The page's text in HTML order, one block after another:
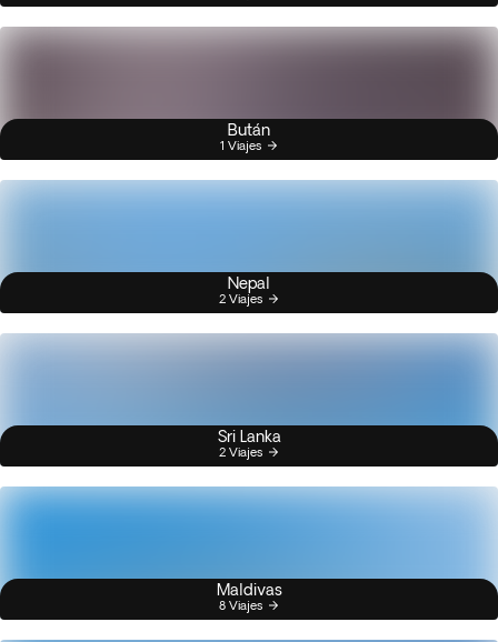
Bután
1 Viajes
Nepal
2 Viajes
Sri Lanka
2 Viajes
Maldivas
8 Viajes